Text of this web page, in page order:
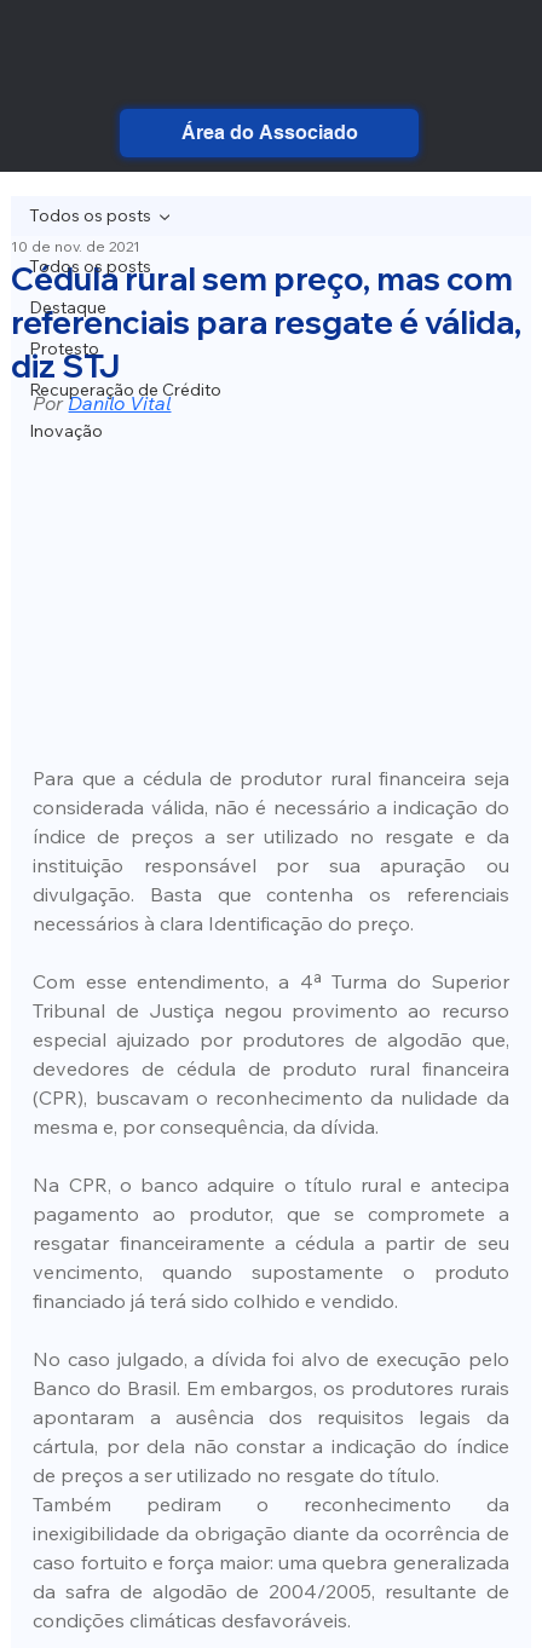
Área do Associado
Todos os posts
Destaque
Protesto
Recuperação de Crédito
Inovação
Todos os posts
Cédula rural sem preço, mas com
referenciais para resgate é válida,
diz STJ
10 de nov. de 2021
Por Danilo Vital
Para que a cédula de produtor rural financeira seja
considerada válida, não é necessário a indicação do
índice de preços a ser utilizado no resgate e da
instituição responsável por sua apuração ou
divulgação. Basta que contenha os referenciais
necessários à clara Identificação do preço.
Com esse entendimento, a 4ª Turma do Superior
Tribunal de Justiça negou provimento ao recurso
especial ajuizado por produtores de algodão que,
devedores de cédula de produto rural financeira
(CPR), buscavam o reconhecimento da nulidade da
mesma e, por consequência, da dívida.
Na CPR, o banco adquire o título rural e antecipa
pagamento ao produtor, que se compromete a
resgatar financeiramente a cédula a partir de seu
vencimento, quando supostamente o produto
financiado já terá sido colhido e vendido.
No caso julgado, a dívida foi alvo de execução pelo
Banco do Brasil. Em embargos, os produtores rurais
apontaram a ausência dos requisitos legais da
cártula, por dela não constar a indicação do índice
de preços a ser utilizado no resgate do título.
Também pediram o reconhecimento da
inexigibilidade da obrigação diante da ocorrência de
caso fortuito e força maior: uma quebra generalizada
da safra de algodão de 2004/2005, resultante de
condições climáticas desfavoráveis.